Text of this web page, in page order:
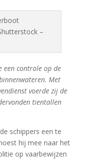
–
een controle op de
Met
voerde zij de
tientallen
schippers een te
hij mee naar het
op vaarbewijzen